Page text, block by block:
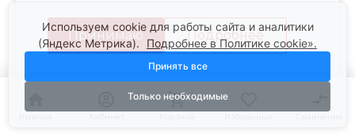
Принимаю Подробнее
Используем cookie для работы сайта и аналитики
(Яндекс Метрика). Подробнее в Политике cookie».
Принять все
Только необходимые